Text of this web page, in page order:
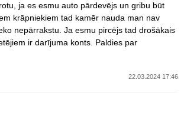
ja es esmu auto pārdevējs un gribu būt
krāpniekiem tad kamēr nauda man nav
nepārrakstu. Ja esmu pircējs tad drošākais
ir darījuma konts. Paldies par
22.03.2024 17:46